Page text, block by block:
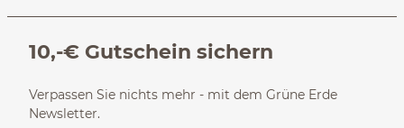
10,-€ Gutschein sichern
Verpassen Sie nichts mehr - mit dem Grüne Erde
Newsletter.